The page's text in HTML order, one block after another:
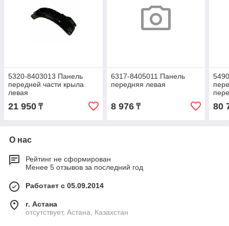
5320-8403013 Панель
передней части крыла
левая
21 950 ₸
6317-8405011 Панель
передняя левая
8 976₸ 80
О нас
Рейтинг не сформирован
Менее 5 отзывов за последний год
Работает с 05.09.2014
г. Астана
отсутствует, Астана, Казахстан